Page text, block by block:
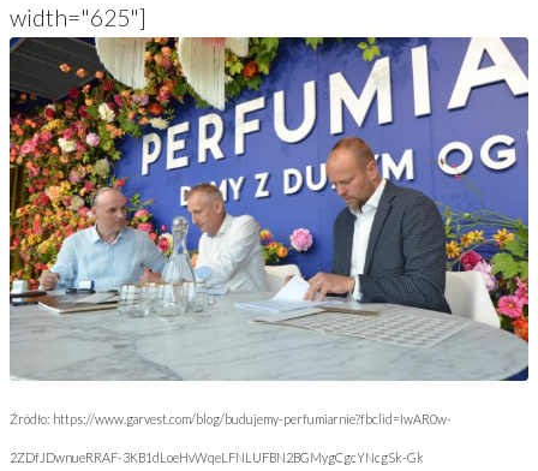
width="625"]
Źródło: https://www.garvest.com/blog/budujemy-perfumiarnie?fbclid=IwAR0w-
2ZDfJDwnueRRAF-3KB1dLoeHvWqeLFNLUFBN2BGMygCgcYNcgSk-Gk